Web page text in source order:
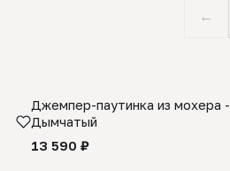
←
Джемпер-паутинка из мохера -
Дымчатый
13 590 ₽